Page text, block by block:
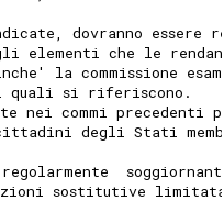
dovranno essere
elementi che le
la commissione
si riferiscono.
nei commi precedenti
degli Stati
sostitutive